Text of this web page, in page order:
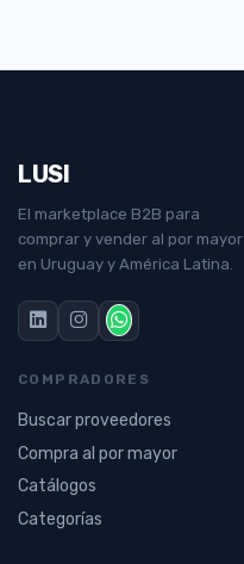
LUSI
El marketplace B2B para
comprar y vender al por mayor
en Uruguay y América Latina.
COMPRADORES
Buscar proveedores
Compra al por mayor
Catálogos
Categorías